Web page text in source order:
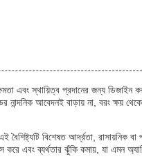
এবং স্থায়িত্ব প্রদানের জন্য
নান্দনিক আবেদনই বাড়ায় না, বরং ক্ষয়
বিশেষত আর্দ্রতা, রাসায়নিক
এবং ব্যর্থতার ঝুঁকি কমায়, যা এমন